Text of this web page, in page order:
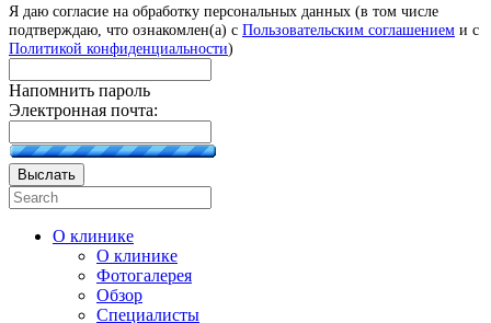
Я даю согласие на обработку персональных данных (в том числе
подтверждаю, что ознакомлен(а) с Пользовательским соглашением и с
Политикой конфиденциальности)
Напомнить пароль
Электронная почта:
Выслать
О клинике
О клинике
Фотогалерея
Обзор
Специалисты